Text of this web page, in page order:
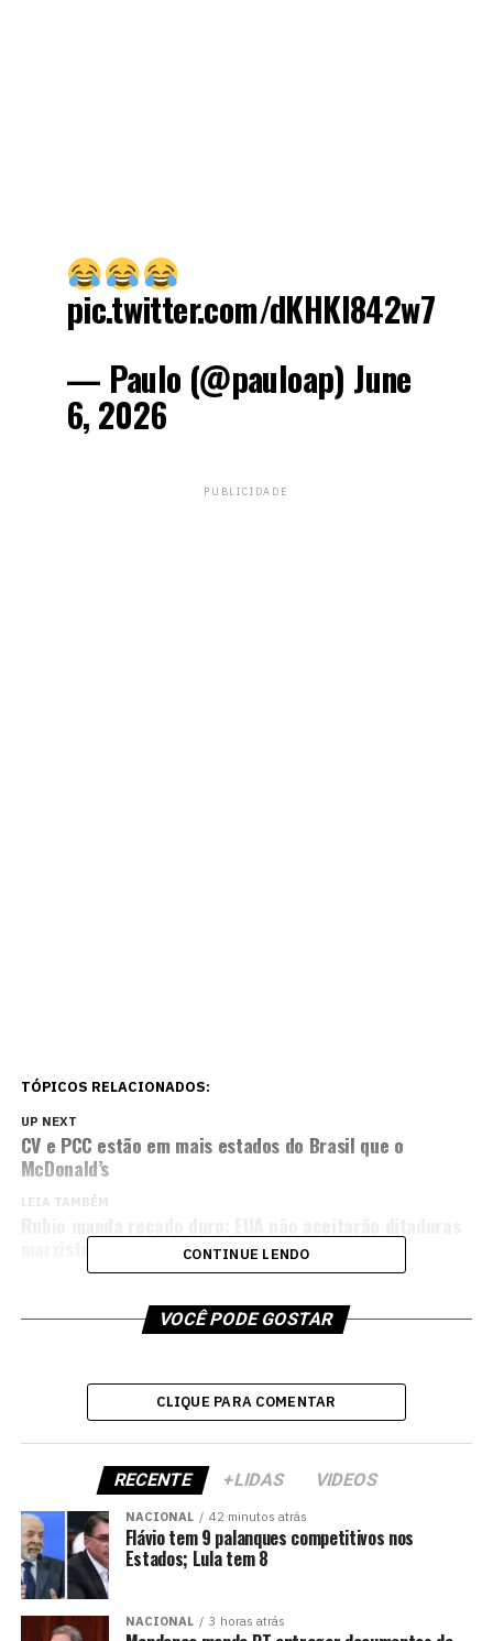
pic.twitter.com/dKHKl842w7
— Paulo (@pauloap) June
6, 2026
PUBLICIDADE
TÓPICOS RELACIONADOS:
UP NEXT
CV e PCC estão em mais estados do Brasil que o
McDonald’s
LEIA TAMBÉM
marxistas exportando sua revolução venenosa
CONTINUE LENDO
VOCÊ PODE GOSTAR
CLIQUE PARA COMENTAR
RECENTE +LIDAS VIDEOS
NACIONAL 42 minutos atrás
Flávio tem 9 palanques competitivos nos
Estados; Lula tem 8
NACIONAL 3 horas atrás